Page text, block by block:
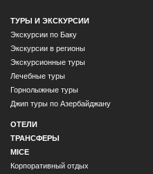
ТУРЫ И ЭКСКУРСИИ
Экскурсии по Баку
Экскурсии в регионы
Экскурсионные туры
Лечебные туры
Горнолыжные туры
Джип туры по Азербайджану
ОТЕЛИ
ТРАНСФЕРЫ
MICE
Корпоративный отдых